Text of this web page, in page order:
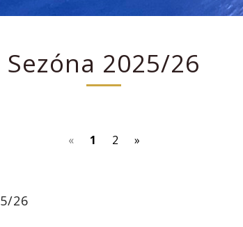
Sezóna 2025/26
« 1 (current)
2 »
26